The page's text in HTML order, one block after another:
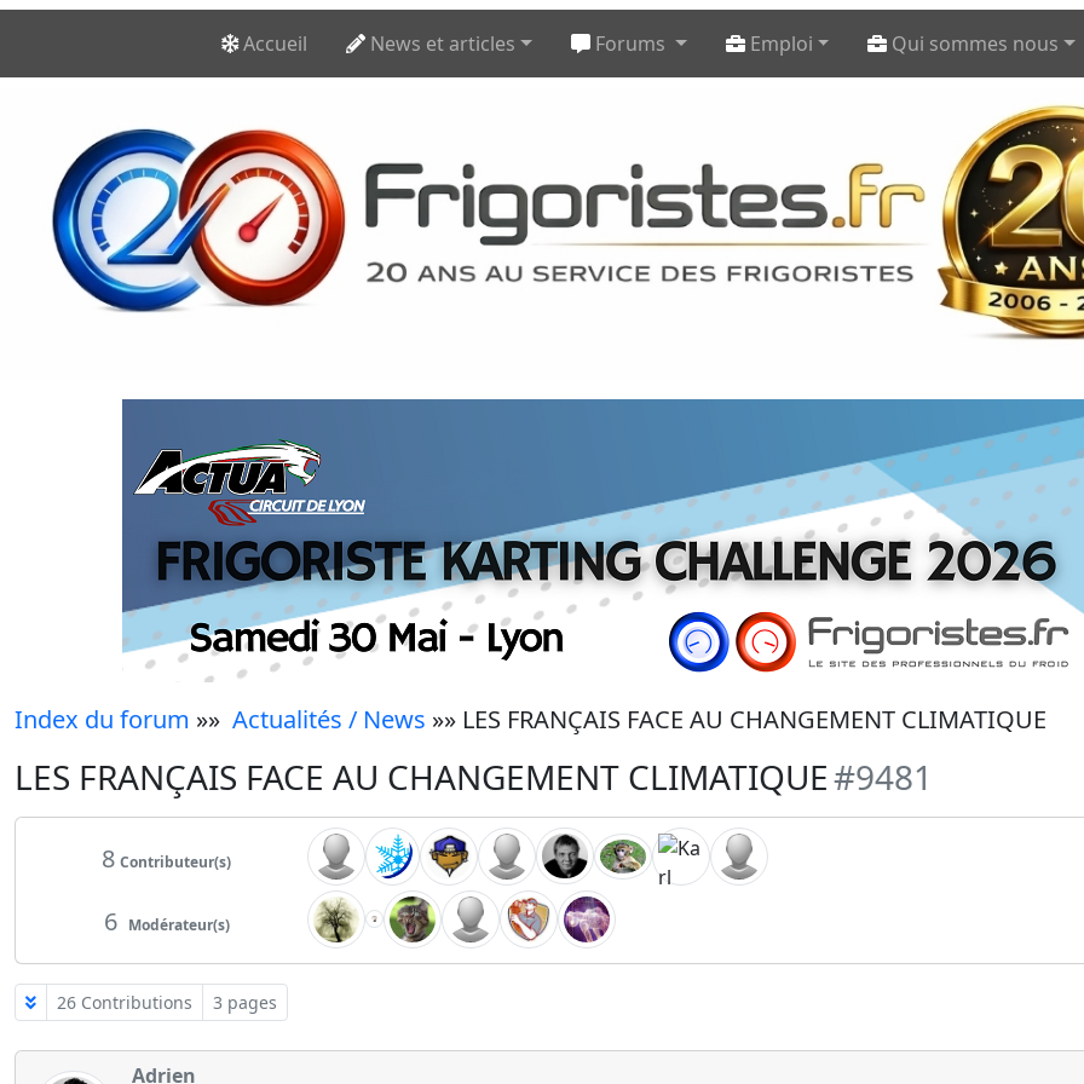
Accueil News et articles Forums Emploi Qui sommes nous
Index du forum »» Actualités / News »» LES FRANÇAIS FACE AU CHANGEMENT CLIMATIQUE
LES FRANÇAIS FACE AU CHANGEMENT CLIMATIQUE#9481
8 Contributeur(s)
6 Modérateur(s)
26 Contributions 3 pages
Adrien